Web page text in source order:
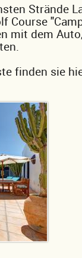
Strände
Course
mit dem
finden sie